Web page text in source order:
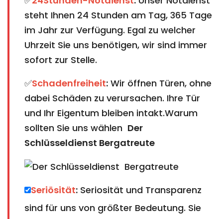
steht Ihnen 24 Stunden am Tag, 365 Tage
im Jahr zur Verfügung. Egal zu welcher
Uhrzeit Sie uns benötigen, wir sind immer
sofort zur Stelle.
✅Schadenfreiheit: Wir öffnen Türen, ohne
dabei Schäden zu verursachen. Ihre Tür
und Ihr Eigentum bleiben intakt.Warum
sollten Sie uns wählen Der
Schlüsseldienst Bergatreute​​​​​​​
Seriösität: Seriosität und Transparenz
sind für uns von größter Bedeutung. Sie